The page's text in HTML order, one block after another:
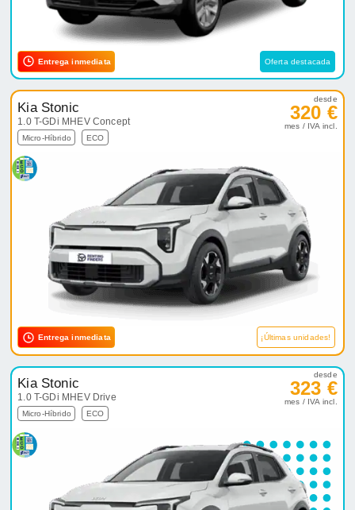
Entrega inmediata Oferta destacada
Kia Stonic
1.0 T-GDi MHEV Concept
Micro-Híbrido ECO
desde
320 €
mes / IVA incl.
Entrega inmediata ¡Últimas unidades!
Kia Stonic
1.0 T-GDi MHEV Drive
Micro-Híbrido ECO
desde
323 €
mes / IVA incl.